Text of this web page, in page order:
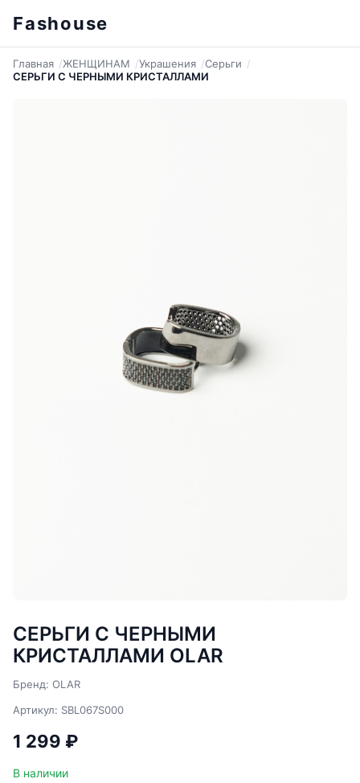
Fashouse
Главная ЖЕНЩИНАМ Украшения
Серьги
СЕРЬГИ С ЧЕРНЫМИ КРИСТАЛЛАМИ
СЕРЬГИ С ЧЕРНЫМИ
КРИСТАЛЛАМИ OLAR
Бренд: OLAR
Артикул: SBL067S000
1 299 ₽
В наличии